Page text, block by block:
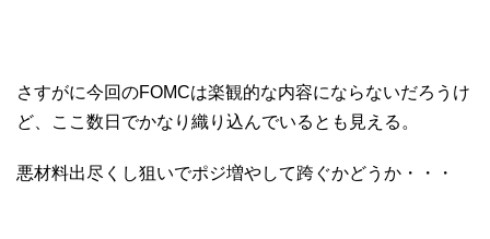
さすがに今回のFOMCは楽観的な内容にならないだろうけ
ど、ここ数日でかなり織り込んでいるとも見える。
悪材料出尽くし狙いでポジ増やして跨ぐかどうか・・・